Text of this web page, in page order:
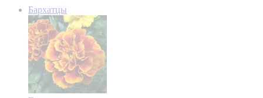
Бархатцы